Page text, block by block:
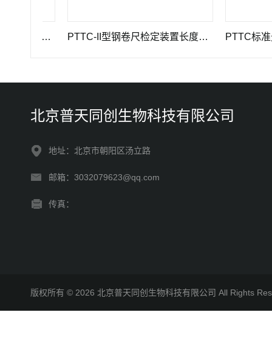
PTTC-II型钢卷尺检定装置长度计量仪器 PTTC标准光泽
北京普天同创生物科技有限公司
地址：北京市朝阳区汤立路
邮箱：3032079623@qq.com
传真：
版权所有 © 2026 北京普天同创生物科技有限公司 All Rights